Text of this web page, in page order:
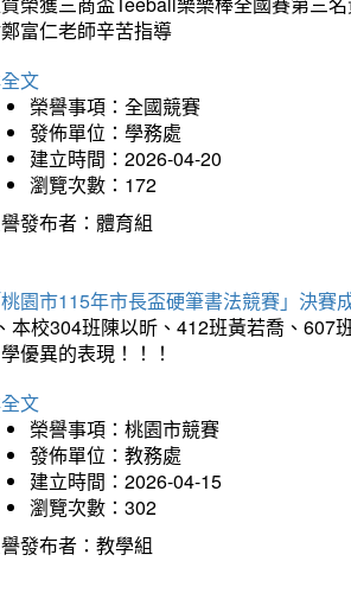
富仁老師辛苦指導
文
榮譽事項：全國競賽
發佈單位：學務處
建立時間：2026-04-20
瀏覽次數：172
發布者：體育組
園市115年市長盃硬筆書法競賽」決賽
本校304班陳以昕、412班黃若喬、607
優異的表現！！！
文
榮譽事項：桃園市競賽
發佈單位：教務處
建立時間：2026-04-15
瀏覽次數：302
發布者：教學組